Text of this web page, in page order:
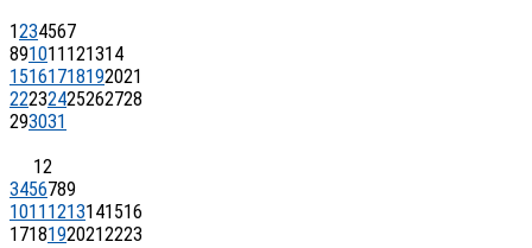
1234567
891011 121314
15161718192021
22232425262728
293031
12
3456789
1011 1213141516
17181920212223